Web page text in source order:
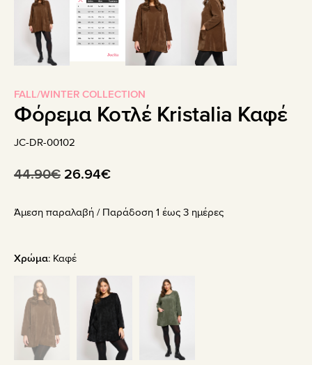
FALL/WINTER COLLECTION
Φόρεμα Κοτλέ Kristalia Καφέ
JC-DR-00102
44.90€ Original
was:
26.94€Η
τιμή
Άμεση παραλαβή / Παράδoση 1 έως 3 ημέρες
Χρώμα: Καφέ